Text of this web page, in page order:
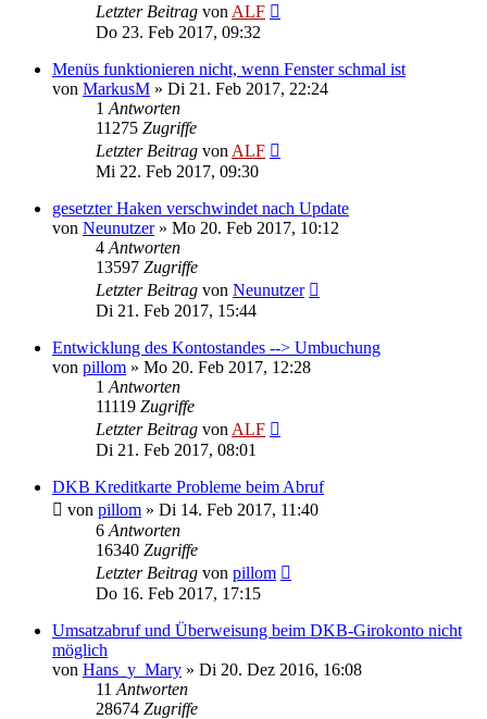
Letzter Beitrag von ALF
Do 23. Feb 2017, 09:32
Menüs funktionieren nicht, wenn Fenster schmal ist
von MarkusM » Di 21. Feb 2017, 22:24
1 Antworten
11275 Zugriffe
Letzter Beitrag von ALF
Mi 22. Feb 2017, 09:30
gesetzter Haken verschwindet nach Update
von Neunutzer» Mo 20. Feb 2017, 10:12
4 Antworten
13597 Zugriffe
Letzter Beitrag von Neunutzer
Di 21. Feb 2017, 15:44
Entwicklung des Kontostandes --> Umbuchung
von pillom » Mo 20. Feb 2017, 12:28
1 Antworten
11119 Zugriffe
Letzter Beitrag von ALF
Di 21. Feb 2017, 08:01
DKB Kreditkarte Probleme beim Abruf
von pillom » Di 14. Feb 2017, 11:40
6 Antworten
16340 Zugriffe
Letzter Beitrag von pillom
Do 16. Feb 2017, 17:15
Umsatzabruf und Überweisung beim DKB-Girokonto nicht
möglich
von Hans_y_Mary » Di 20. Dez 2016, 16:08
11 Antworten
28674 Zugriffe